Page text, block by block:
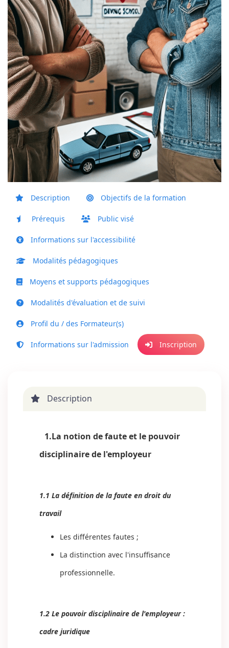
Description Objectifs de la formation
Prérequis Public visé
Informations sur l'accessibilité
Modalités pédagogiques
Moyens et supports pédagogiques
Modalités d'évaluation et de suivi
Profil du / des Formateur(s)
Informations sur l'admission Inscription
Description
1.La notion de faute et le pouvoir
disciplinaire de l'employeur
1.1 La définition de la faute en droit du
travail
Les différentes fautes ;
La distinction avec l'insuffisance
professionnelle.
1.2 Le pouvoir disciplinaire de l'employeur :
cadre juridique